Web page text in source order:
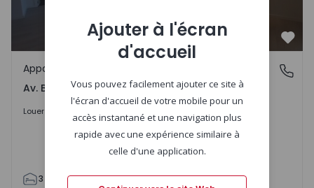
Av. Boavista, Porto
Appartement
Av. Boavista, Porto
Louer 2.300 € /mois
3 2 132 142 2 4
Ajouter à l'écran
d'accueil
Vous pouvez facilement ajouter ce site à
l'écran d'accueil de votre mobile pour un
accès instantané et une navigation plus
rapide avec une expérience similaire à
celle d'une application.